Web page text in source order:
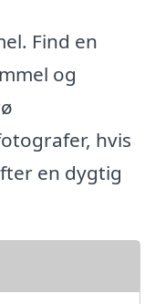
Find en
og
hvis
en dygtig